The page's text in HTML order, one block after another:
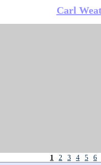
Carl
1 2 3 4 5 6